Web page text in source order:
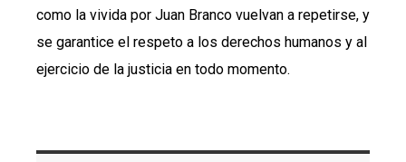
como la vivida por Juan Branco vuelvan a repetirse, y
se garantice el respeto a los derechos humanos y al
ejercicio de la justicia en todo momento.